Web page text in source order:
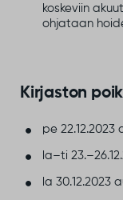
koskeviin
ohjataan
Kirjaston
pe 22.12.2023
la–ti
la 30.12.2023